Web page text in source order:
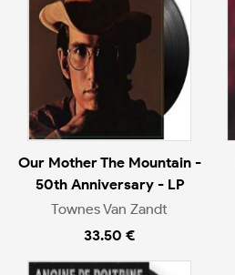
Our Mother The Mountain -
50th Anniversary - LP
Townes Van Zandt
33.50 €